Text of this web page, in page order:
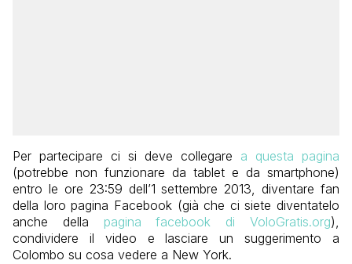
Per partecipare ci si deve collegare a questa pagina
(potrebbe non funzionare da tablet e da smartphone)
entro le ore 23:59 dell’1 settembre 2013, diventare fan
della loro pagina Facebook (già che ci siete diventatelo
anche della pagina facebook di VoloGratis.org),
condividere il video e lasciare un suggerimento a
Colombo su cosa vedere a New York.